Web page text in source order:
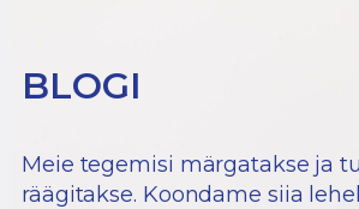
BLOGI
Meie tegemisi märgatakse ja
räägitakse. Koondame siia